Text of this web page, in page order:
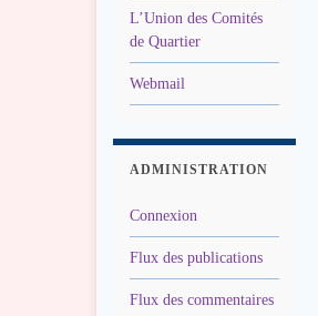
L’Union des Comités
de Quartier
Webmail
ADMINISTRATION
Connexion
Flux des publications
Flux des commentaires